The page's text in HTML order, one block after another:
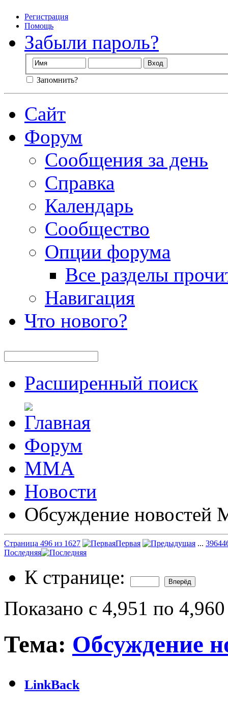
Регистрация
Помощь
Забыли пароль?
Запомнить?
Сайт
Форум
Сообщения за день
Справка
Календарь
Сообщество
Опции форума
Все разделы
Навигация
Что нового?
Расширенный поиск
Форум
ММА
Новости
Обсуждение
Страница 496 из 1627 Первая ... 396
Последняя
К странице:
Показано с 4,951 по
Тема: Обсуждение
LinkBack